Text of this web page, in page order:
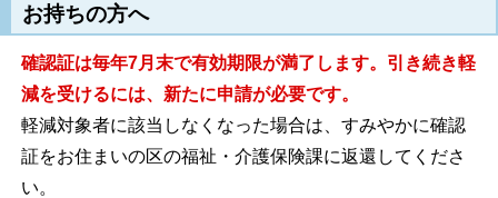
お持ちの方へ
確認証は毎年7月末で有効期限が満了します。引き続き軽
減を受けるには、新たに申請が必要です。
軽減対象者に該当しなくなった場合は、すみやかに確認
証をお住まいの区の福祉・介護保険課に返還してくださ
い。